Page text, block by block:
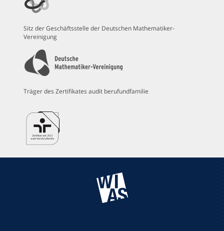
Sitz der Geschäftsstelle der Deutschen Mathematiker-
Vereinigung
Träger des Zertifikates audit berufundfamilie